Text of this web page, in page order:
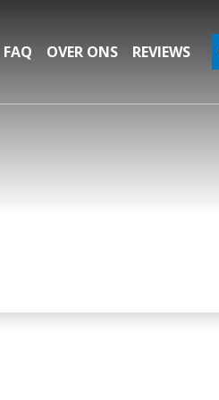
FAQ OVER ONS REVIEWS